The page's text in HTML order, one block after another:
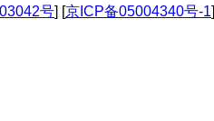
号] [京ICP备05004340号-1]